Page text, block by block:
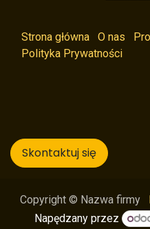
Strona główna O nas
Polityka Prywatności
Skontaktuj się
Copyright © Nazwa firmy
Napędzany przez